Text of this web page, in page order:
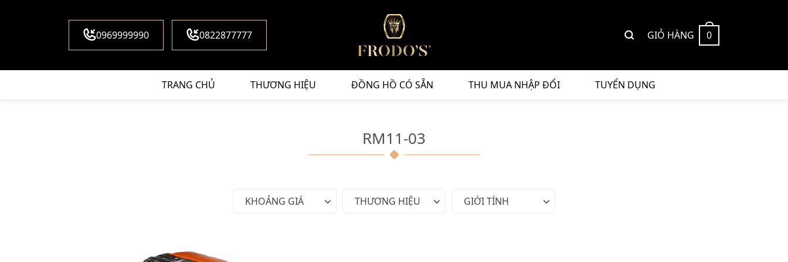
0969999990 0822877777 GIỎ HÀNG 0
TRANG CHỦ THƯƠNG HIỆU ĐỒNG HỒ CÓ SẴN THU MUA NHẬP ĐỔI TUYỂN DỤNG
RM11-03
KHOẢNG GIÁ THƯƠNG HIỆU GIỚI TÍNH